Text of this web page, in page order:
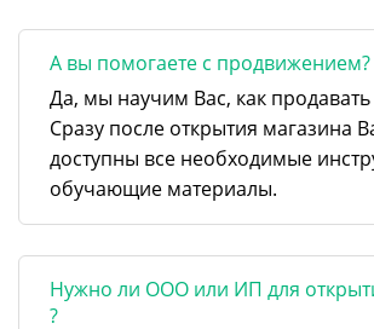
А вы помогаете с продвижением?
Да, мы научим Вас, как
Сразу после открытия магазина
доступны все необходимые
обучающие материалы.
Нужно ли ООО или ИП для
?